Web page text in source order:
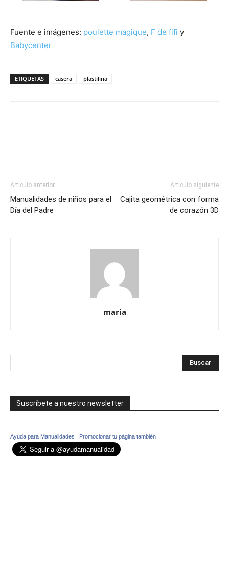
Fuente e imágenes: poulette magique, F de fifi y
Babycenter
ETIQUETAS casera plastilina
Artículo anterior
Manualidades de niños para el
Día del Padre
Artículo siguiente
Cajita geométrica con forma
de corazón 3D
maria
Suscríbete a nuestro newsletter
Ayuda para Manualidades | Promocionar tu página también